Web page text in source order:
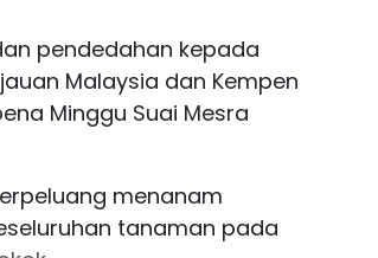
pendedahan kepada
Malaysia dan Kempen
Minggu Suai Mesra
menanam
tanaman pada